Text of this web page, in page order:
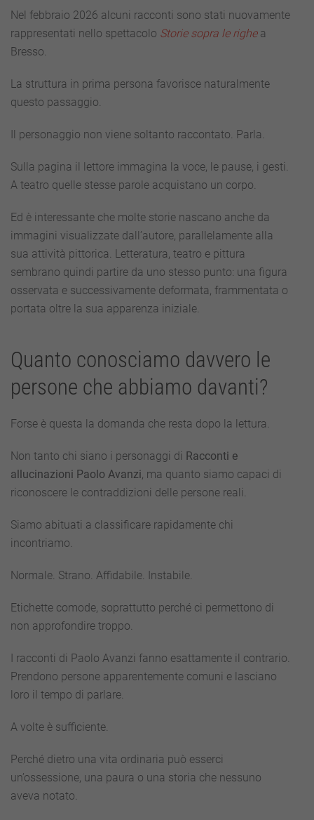
Nel febbraio 2026 alcuni racconti sono stati nuovamente
rappresentati nello spettacolo Storie sopra le righea
Bresso.
La struttura in prima persona favorisce naturalmente
questo passaggio.
Il personaggio non viene soltanto raccontato. Parla.
Sulla pagina il lettore immagina la voce, le pause, i gesti.
A teatro quelle stesse parole acquistano un corpo.
Ed è interessante che molte storie nascano anche da
immagini visualizzate dall’autore, parallelamente alla
sua attività pittorica. Letteratura, teatro e pittura
sembrano quindi partire da uno stesso punto: una figura
osservata e successivamente deformata, frammentata o
portata oltre la sua apparenza iniziale.
Quanto conosciamo davvero le
persone che abbiamo davanti?
Forse è questa la domanda che resta dopo la lettura.
Non tanto chi siano i personaggi di Racconti e
allucinazioni Paolo Avanzi , ma quanto siamo capaci di
riconoscere le contraddizioni delle persone reali.
Siamo abituati a classificare rapidamente chi
incontriamo.
Normale. Strano. Affidabile. Instabile.
Etichette comode, soprattutto perché ci permettono di
non approfondire troppo.
I racconti di Paolo Avanzi fanno esattamente il contrario.
Prendono persone apparentemente comuni e lasciano
loro il tempo di parlare.
A volte è sufficiente.
Perché dietro una vita ordinaria può esserci
un’ossessione, una paura o una storia che nessuno
aveva notato.